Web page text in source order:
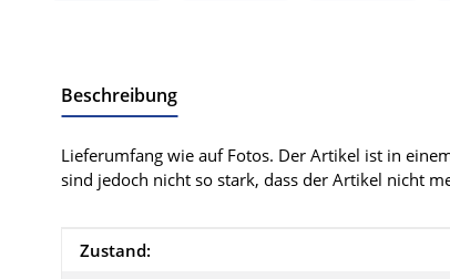
Beschreibung
Lieferumfang wie auf Fotos. Der Artikel ist in
sind jedoch nicht so stark, dass der Artikel nicht
Produkteigenschaft
Wert
Zustand: